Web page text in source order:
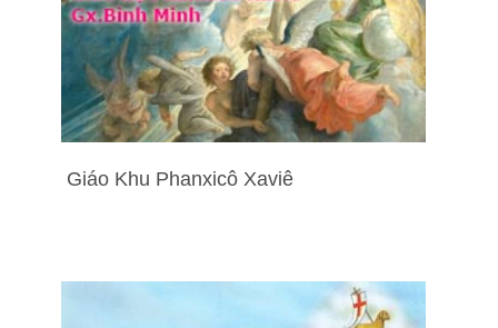
Giáo Khu Phanxicô Xaviê